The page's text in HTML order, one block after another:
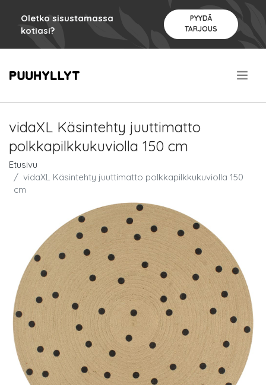
Oletko sisustamassa
kotiasi?
PYYDÄ
TARJOUS
vidaXL Käsintehty juuttimatto
polkkapilkkukuviolla 150 cm
Etusivu
vidaXL Käsintehty juuttimatto polkkapilkkukuviolla 150
cm